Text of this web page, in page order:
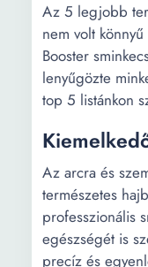
Az 5 legjobb
nem volt
Booster
lenyűgözte
top 5 listánkon
Az arcra és
természetes
professzionális
egészségét is
precíz és